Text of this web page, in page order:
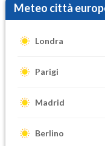
Meteo città
Londra
Parigi
Madrid
Berlino